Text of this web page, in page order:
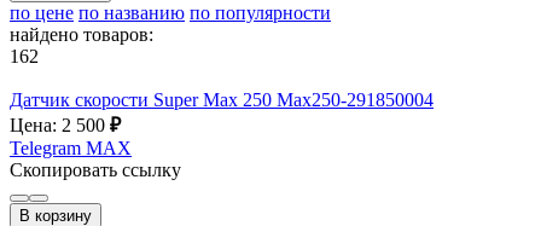
по цене по названию по популярности
найдено товаров:
162
Датчик скорости Super Max 250 Max250-291850004
Цена: 2 500 ₽
Telegram MAX
Скопировать ссылку
В корзину